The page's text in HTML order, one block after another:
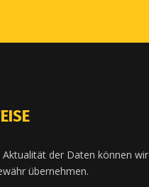
der Daten können wir
übernehmen.